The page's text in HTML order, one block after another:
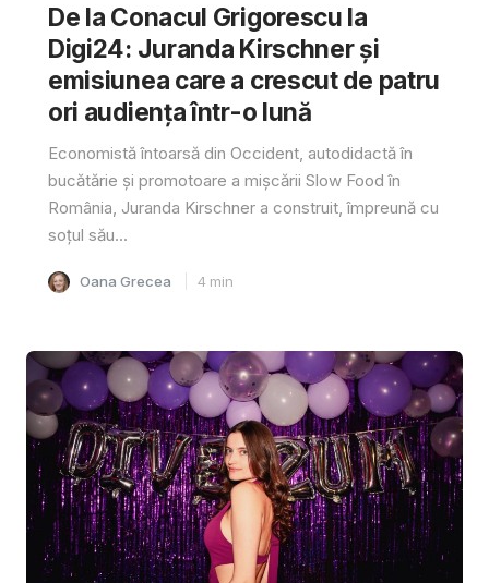
De la Conacul Grigorescu la
Digi24: Juranda Kirschner și
emisiunea care a crescut de patru
ori audiența într-o lună
Economistă întoarsă din Occident, autodidactă în
bucătărie și promotoare a mișcării Slow Food în
România, Juranda Kirschner a construit, împreună cu
soțul său...
Oana Grecea 4 min